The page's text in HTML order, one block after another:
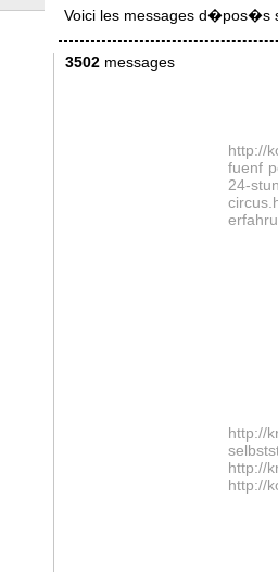
Voici les messages d�pos�s
3502messages
http://
fuenf
24-
http://
http://
http://